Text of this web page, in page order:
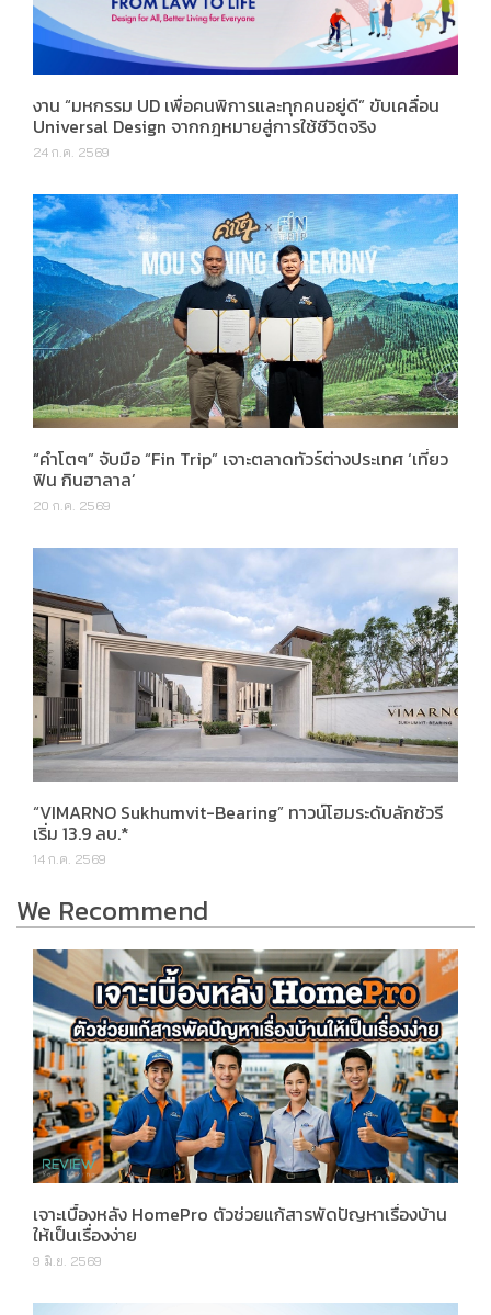
งาน “มหกรรม UD เพื่อคนพิการและทุกคนอยู่ดี” ขับเคลื่อน
Universal Design จากกฎหมายสู่การใช้ชีวิตจริง
24 ก.ค. 2569
“คำโตๆ” จับมือ “Fin Trip” เจาะตลาดทัวร์ต่างประเทศ ‘เที่ยว
ฟิน กินฮาลาล’
20 ก.ค. 2569
“VIMARNO Sukhumvit-Bearing” ทาวน์โฮมระดับลักชัวรี
เริ่ม 13.9 ลบ.*
14 ก.ค. 2569
We Recommend
เจาะเบื้องหลัง HomePro ตัวช่วยแก้สารพัดปัญหาเรื่องบ้าน
ให้เป็นเรื่องง่าย
9 มิ.ย. 2569